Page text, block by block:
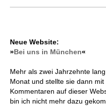
Neue Website:
»Bei uns in München«
Mehr als zwei Jahrzehnte
Monat und stellte sie dann
Kommentaren auf dieser
bin ich nicht mehr dazu